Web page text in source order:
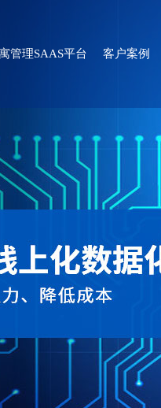
管理SAAS平台 客户案例